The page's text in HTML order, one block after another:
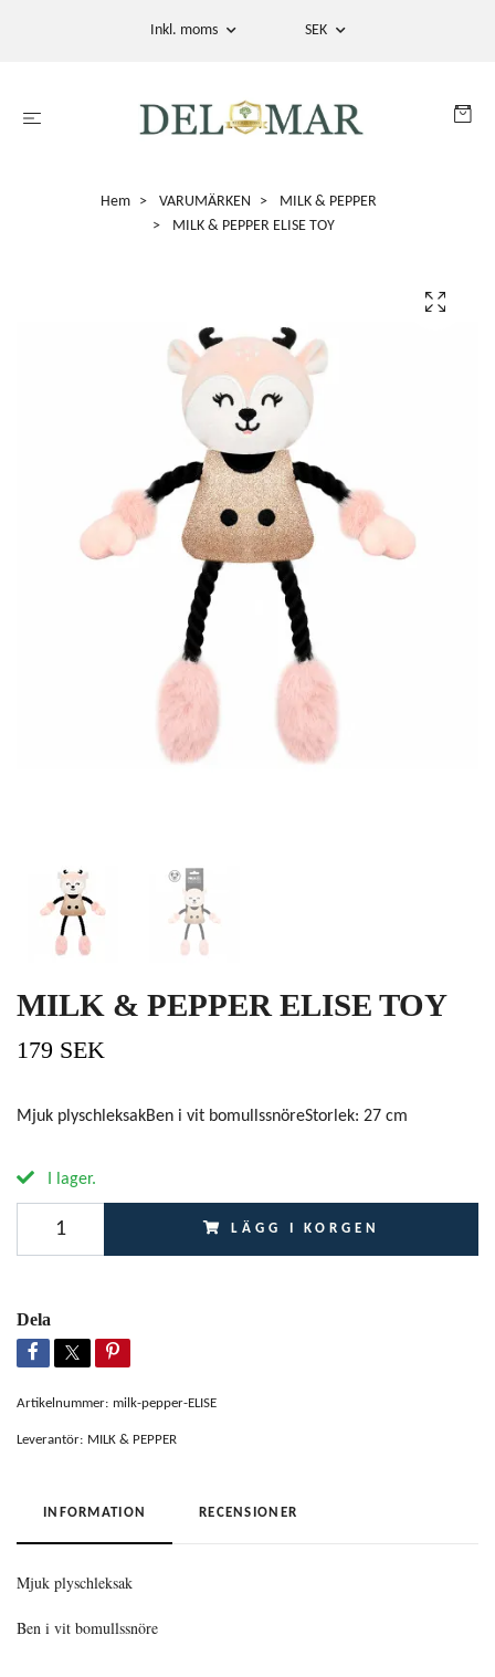
Inkl. moms SEK
Hem VARUMÄRKEN
MILK & PEPPER
MILK & PEPPER ELISE TOY
MILK & PEPPER ELISE TOY
179 SEK
Mjuk plyschleksakBen i vit bomullssnöreStorlek: 27 cm
I lager.
LÄGG I KORGEN
Dela
Artikelnummer: milk-pepper-ELISE
Leverantör: MILK & PEPPER
INFORMATION RECENSIONER
Mjuk plyschleksak
Ben i vit bomullssnöre